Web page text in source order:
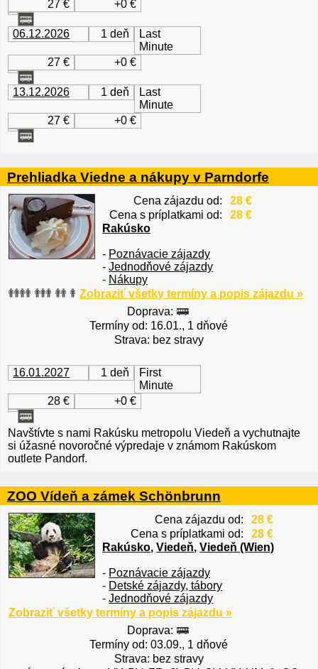
27 €
+0 €
06.12.2026 1 deň
Last
Minute
27 €
+0 €
13.12.2026 1 deň
Last
Minute
27 €
+0 €
Prehliadka Viedne a nákupy v Parndorfe
Cena zájazdu od:
28 €
Cena s príplatkami od:
28 €
Rakúsko
- Poznávacie zájazdy
-Jednodňové zájazdy
- Nákupy
Zobraziť všetky termíny a popis zájazdu »
Doprava:
Termíny od: 16.01., 1 dňové
Strava: bez stravy
16.01.2027 1 deň
First
Minute
28 €
+0 €
Navštívte s nami Rakúsku metropolu Viedeň a vychutnajte
si úžasné novoročné výpredaje v známom Rakúskom
outlete Pandorf.
ZOO Vídeň a zámek Schönbrunn
Cena zájazdu od:
28 €
Cena s príplatkami od:
28 €
Rakúsko,Viedeň,Viedeň (Wien)
- Poznávacie zájazdy
- Detské zájazdy, tábory
-Jednodňové zájazdy
Zobraziť všetky termíny a popis zájazdu »
Doprava:
Termíny od: 03.09., 1 dňové
Strava: bez stravy